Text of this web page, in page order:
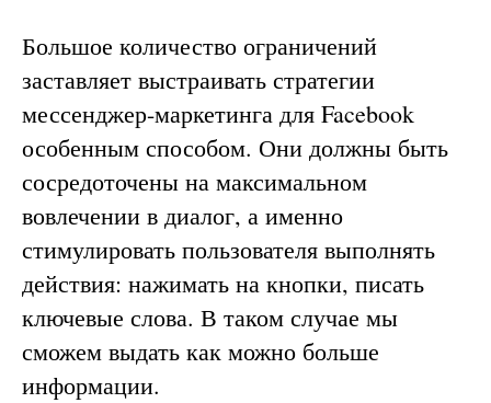
Большое количество ограничений
заставляет выстраивать стратегии
мессенджер-маркетинга для Facebook
особенным способом. Они должны быть
сосредоточены на максимальном
вовлечении в диалог, а именно
стимулировать пользователя выполнять
действия: нажимать на кнопки, писать
ключевые слова. В таком случае мы
сможем выдать как можно больше
информации.